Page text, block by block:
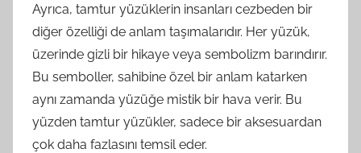
Ayrıca, tamtur yüzüklerin insanları cezbeden bir
diğer özelliği de anlam taşımalarıdır. Her yüzük,
üzerinde gizli bir hikaye veya sembolizm barındırır.
Bu semboller, sahibine özel bir anlam katarken
aynı zamanda yüzüğe mistik bir hava verir. Bu
yüzden tamtur yüzükler, sadece bir aksesuardan
çok daha fazlasını temsil eder.